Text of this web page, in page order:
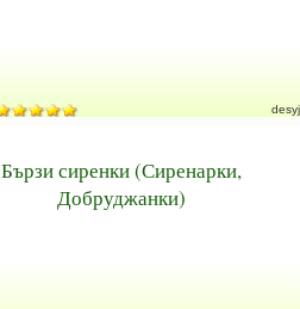
desyj
Бързи сиренки (Сиренарки,
Добруджанки)